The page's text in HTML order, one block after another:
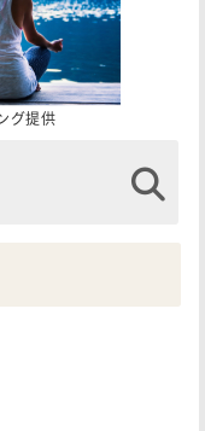
グ提供